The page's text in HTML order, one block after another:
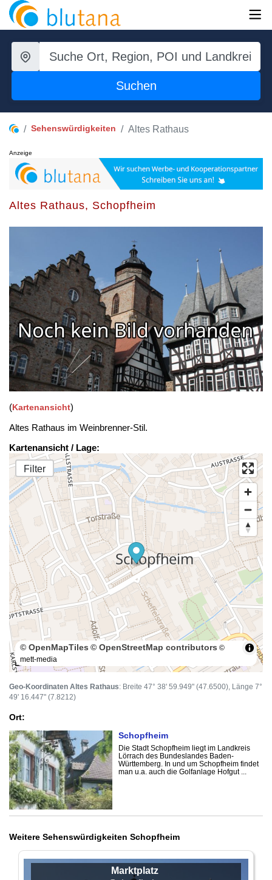
Suchen
Sehenswürdigkeiten Altes Rathaus
Anzeige
Altes Rathaus, Schopfheim
(Kartenansicht)
Altes Rathaus im Weinbrenner-Stil.
Kartenansicht / Lage:
Filter
100 m
© OpenMapTiles © OpenStreetMap contributors ©
mett-media
Geo-Koordinaten Altes Rathaus: Breite 47° 38' 59.949" (47.6500), Länge 7°
49' 16.447" (7.8212)
Ort:
Schopfheim
Die Stadt Schopfheim liegt im Landkreis
Lörrach des Bundeslandes Baden-
Württemberg. In und um Schopfheim findet
man u.a. auch die Golfanlage Hofgut ...
Weitere Sehenswürdigkeiten Schopfheim
Marktplatz